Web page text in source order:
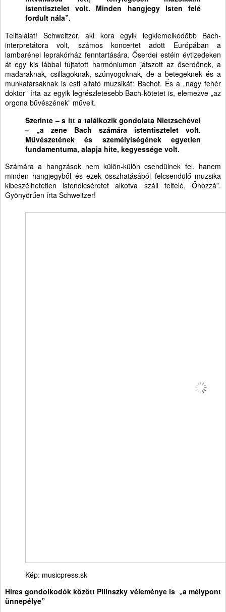
istentisztelet volt. Minden hangjegy Isten felé
fordult nála”.
Telitalálat! Schweitzer, aki kora egyik legkiemelkedőbb Bach-
interpretátora volt, számos koncertet adott Európában a
lambarénei leprakórház fenntartására. Őserdei estéin évtizedeken
át egy kis lábbal fújtatott harmóniumon játszott az őserdőnek, a
madaraknak, csillagoknak, szúnyogoknak, de a betegeknek és a
munkatársaknak is esti altató muzsikát: Bachot. És a „nagy fehér
doktor” írta az egyik legrészletesebb Bach-kötetet is, elemezve „az
orgona bűvészének” műveit.
Szerinte – s itt a találkozik gondolata Nietzschével
– „a zene Bach számára istentisztelet volt.
Művészetének és személyiségének egyetlen
fundamentuma, alapja hite, kegyessége volt.
Számára a hangzások nem külön-külön csendülnek fel, hanem
minden hangjegyből és ezek összhatásából felcsendülő muzsika
kibeszélhetetlen istendicséretet alkotva száll felfelé, Őhozzá”.
Gyönyörűen írta Schweitzer!
Kép: musicpress.sk
Híres gondolkodók között Pilinszky véleménye is „a mélypont
ünnepélye”